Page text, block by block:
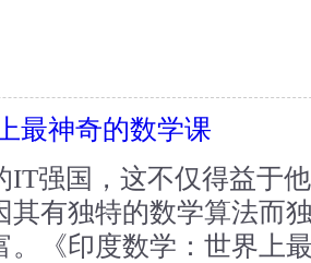
最神奇的数学课
IT强国，这不仅得益于
其有独特的数学算法而
。《印度数学：世界上